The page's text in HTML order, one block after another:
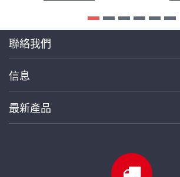
聯絡我們
信息
最新產品